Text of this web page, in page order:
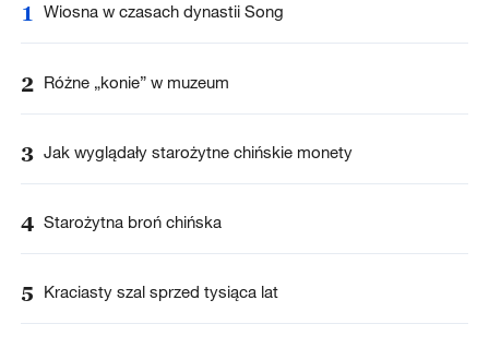
1 Wiosna w czasach dynastii Song
2 Różne „konie” w muzeum
3 Jak wyglądały starożytne chińskie monety
4 Starożytna broń chińska
5 Kraciasty szal sprzed tysiąca lat